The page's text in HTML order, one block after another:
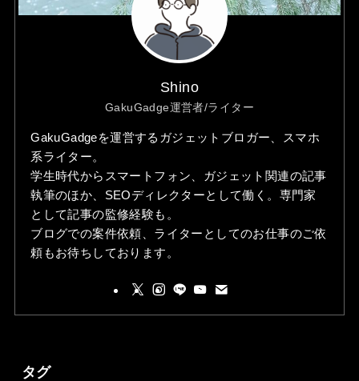
Shino
GakuGadge運営者/ライター
GakuGadgeを運営するガジェットブロガー、スマホ
系ライター。
学生時代からスマートフォン、ガジェット関連の記事
執筆のほか、SEOディレクターとして働く。専門家
として記事の監修経験も。
ブログでの案件依頼、ライターとしてのお仕事のご依
頼もお待ちしております。
タグ